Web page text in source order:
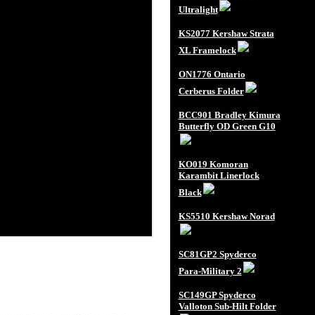
Ultralight
KS2077 Kershaw Strata
XL Framelock
ON1776 Ontario
Cerberus Folder
BCC901 Bradley Kimura
Butterfly OD Green G10
KO019 Komoran
Karambit Linerlock
Black
KS5510 Kershaw Norad
SC81GP2 Spyderco
Para-Military 2
SC149GP Spyderco
Valloton Sub-Hilt Folder